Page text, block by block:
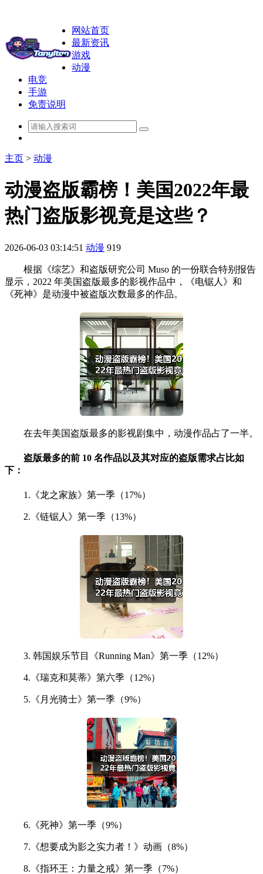
网站首页
最新资讯
游戏
动漫
电竞
手游
免责说明
主页 > 动漫
动漫盗版霸榜！美国2022年最
热门盗版影视竟是这些？
2026-06-03 03:14:51 动漫 919
根据《综艺》和盗版研究公司 Muso 的一份联合特别报告
显示，2022 年美国盗版最多的影视作品中，《电锯人》和
《死神》是动漫中被盗版次数最多的作品。
在去年美国盗版最多的影视剧集中，动漫作品占了一半。
盗版最多的前 10 名作品以及其对应的盗版需求占比如
下：
1.《龙之家族》第一季（17%）
2.《链锯人》第一季（13%）
3. 韩国娱乐节目《Running Man》第一季（12%）
4.《瑞克和莫蒂》第六季（12%）
5.《月光骑士》第一季（9%）
6.《死神》第一季（9%）
7.《想要成为影之实力者！》动画（8%）
8.《指环王：力量之戒》第一季（7%）